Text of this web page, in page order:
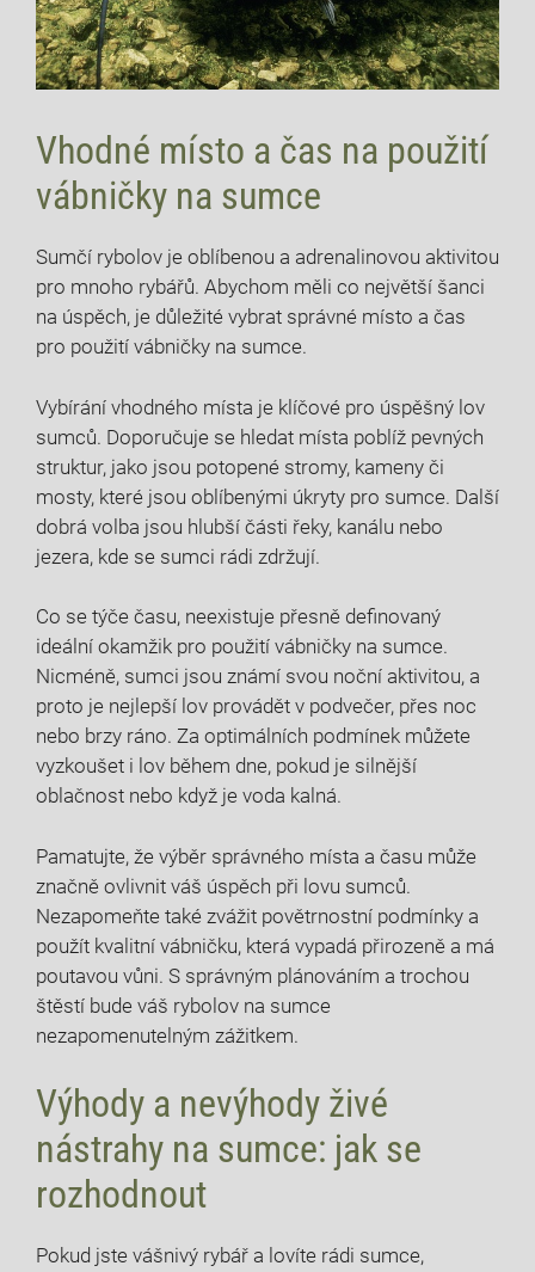
Vhodné místo a čas na použití
vábničky na sumce
Sumčí rybolov je oblíbenou a adrenalinovou aktivitou
pro mnoho rybářů. Abychom měli co největší šanci
na úspěch, je důležité vybrat správné místo a čas
pro použití vábničky na sumce.
Vybírání vhodného místa je klíčové pro úspěšný lov
sumců. Doporučuje se hledat místa poblíž pevných
struktur, jako jsou potopené stromy, kameny či
mosty, které jsou oblíbenými úkryty pro sumce. Další
dobrá volba jsou hlubší části řeky, kanálu nebo
jezera, kde se sumci rádi zdržují.
Co se týče času, neexistuje přesně definovaný
ideální okamžik pro použití vábničky na sumce.
Nicméně, sumci jsou známí svou noční aktivitou, a
proto je nejlepší lov provádět v podvečer, přes noc
nebo brzy ráno. Za optimálních podmínek můžete
vyzkoušet i lov během dne, pokud je silnější
oblačnost nebo když je voda kalná.
Pamatujte, že výběr správného místa a času může
značně ovlivnit váš úspěch při lovu sumců.
Nezapomeňte také zvážit povětrnostní podmínky a
použít kvalitní vábničku, která vypadá přirozeně a má
poutavou vůni. S správným plánováním a trochou
štěstí bude váš rybolov na sumce
nezapomenutelným zážitkem.
Výhody a nevýhody živé
nástrahy na sumce: jak se
rozhodnout
Pokud jste vášnivý rybář a lovíte rádi sumce,